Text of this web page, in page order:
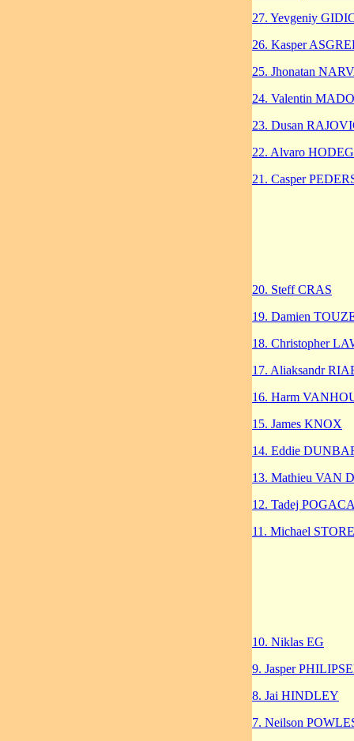
27. Yevgeniy
26. Kasper
25. Jhonatan
24. Valentin
23. Dusan
22. Alvaro HODEG
21. Casper
20. Steff CRAS
19. Damien
18. Christopher
17. Aliaksandr
16. Harm
15. James KNOX
14. Eddie
13. Mathieu VAN
12. Tadej
11. Michael
10. Niklas EG
9. Jasper
8. Jai HINDLEY
7. Neilson